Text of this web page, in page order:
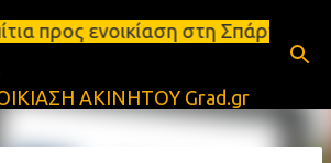
στο κύριο περιεχόμενο
στη Σπάρτη Ενοικιάσεις
ΑΚΙΝΗΤΟΥ Grad.gr